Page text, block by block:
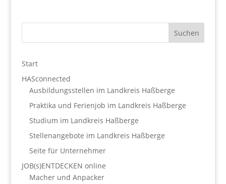
Start
HASconnected
Ausbildungsstellen im Landkreis Haßberge
Praktika und Ferienjob im Landkreis Haßberge
Studium im Landkreis Haßberge
Stellenangebote im Landkreis Haßberge
Seite für Unternehmer
JOB(s)ENTDECKEN online
Macher und Anpacker